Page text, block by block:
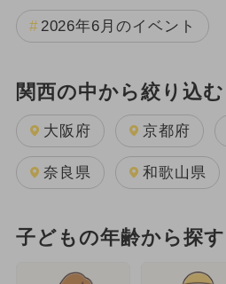
2026年6月のイベント
関西の中から絞り込む
大阪府 京都府
奈良県 和歌山県
子どもの年齢から探す